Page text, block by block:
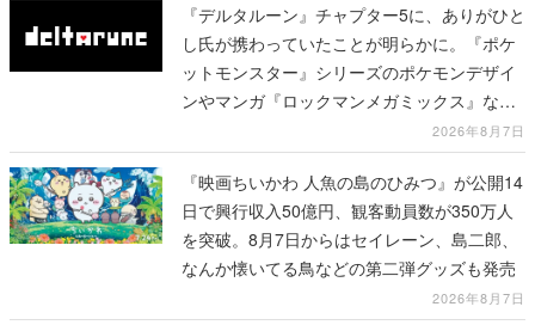
『デルタルーン』チャプター5に、ありがひと
し氏が携わっていたことが明らかに。『ポケ
ットモンスター』シリーズのポケモンデザイ
ンやマンガ『ロックマンメガミックス』など
2026年8月7日
『映画ちいかわ 人魚の島のひみつ』が公開14
日で興行収入50億円、観客動員数が350万人
を突破。8月7日からはセイレーン、島二郎、
なんか懐いてる鳥などの第二弾グッズも発売
2026年8月7日